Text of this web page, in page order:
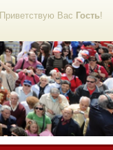
Приветствую Вас Гость!